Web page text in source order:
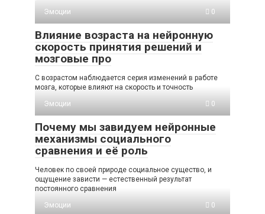
Эмоции
0
Влияние возраста на нейронную
скорость принятия решений и
мозговые про
С возрастом наблюдается серия изменений в работе
мозга, которые влияют на скорость и точность
Эмоции
0
Почему мы завидуем нейронные
механизмы социального
сравнения и её роль
Человек по своей природе социальное существо, и
ощущение зависти — естественный результат
постоянного сравнения
Эмоции
0